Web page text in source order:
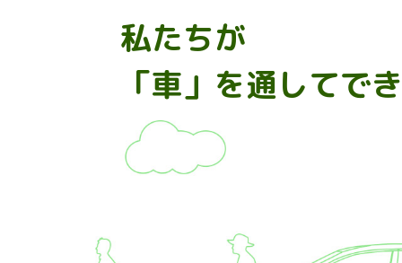
私たちが
「車」を通してで